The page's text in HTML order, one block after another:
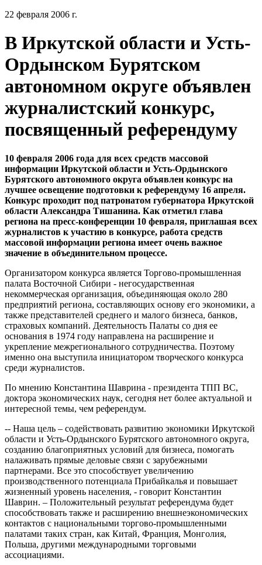
22 февраля 2006 г.
В Иркутской области и Усть-
Ордынском Бурятском
автономном округе объявлен
журналистский конкурс,
посвященный референдуму
10 февраля 2006 года для всех средств массовой
информации Иркутской области и Усть-Ордынского
Бурятского автономного округа объявлен конкурс на
лучшее освещение подготовки к референдуму 16 апреля.
Конкурс проходит под патронатом губернатора Иркутской
области Александра Тишанина. Как отметил глава
региона на пресс-конференции 10 февраля, приглашая всех
журналистов к участию в конкурсе, работа средств
массовой информации региона имеет очень важное
значение в объединительном процессе.
Организатором конкурса является Торгово-промышленная
палата Восточной Сибири - негосударственная
некоммерческая организация, объединяющая около 280
предприятий региона, составляющих основу его экономики, а
также представителей среднего и малого бизнеса, банков,
страховых компаний. Деятельность Палаты со дня ее
основания в 1974 году направлена на расширение и
укрепление межрегионального сотрудничества. Поэтому
именно она выступила инициатором творческого конкурса
среди журналистов.
По мнению Константина Шаврина - президента ТПП ВС,
доктора экономических наук, сегодня нет более актуальной и
интересной темы, чем референдум.
-- Наша цель – содействовать развитию экономики Иркутской
области и Усть-Ордынского Бурятского автономного округа,
созданию благоприятных условий для бизнеса, помогать
налаживать прямые деловые связи с зарубежными
партнерами. Все это способствует увеличению
производственного потенциала Прибайкалья и повышает
жизненный уровень населения, - говорит Константин
Шаврин. – Положительный результат референдума будет
способствовать также и расширению внешнеэкономических
контактов с национальными торгово-промышленными
палатами таких стран, как Китай, Франция, Монголия,
Польша, другими международными торговыми
ассоциациями.